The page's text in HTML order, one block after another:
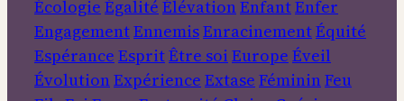
Écologie Égalité ÉlévationEnfantEnfer
EngagementEnnemisEnracinementÉquité
Espérance EspritÊtre soi Europe Éveil
ÉvolutionExpérience Extase FémininFeu